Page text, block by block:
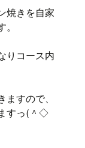
焼きを自家
りコース内
すので、
すっ(＾◇